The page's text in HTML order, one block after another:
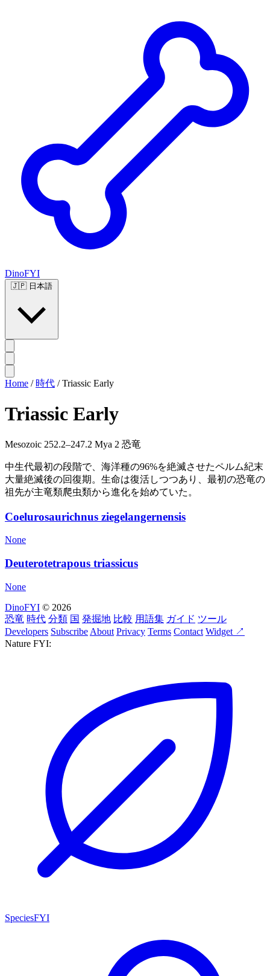
DinoFYI
🇯🇵 日本語
Home / 時代 / Triassic Early
Triassic Early
Mesozoic 252.2–247.2 Mya 2 恐竜
中生代最初の段階で、海洋種の96%を絶滅させたペルム紀末
大量絶滅後の回復期。生命は復活しつつあり、最初の恐竜の
祖先が主竜類爬虫類から進化を始めていた。
Coelurosaurichnus ziegelangernensis
None
Deuterotetrapous triassicus
None
DinoFYI © 2026
恐竜 時代 分類 国 発掘地 比較 用語集 ガイド ツール
Developers Subscribe About Privacy Terms Contact Widget ↗
Nature FYI:
SpeciesFYI